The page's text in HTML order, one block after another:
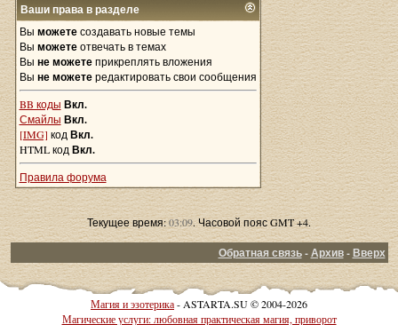
Ваши права в разделе
Вы можетесоздавать новые темы
Вы можетеотвечать в темах
Вы не можетеприкреплять вложения
Вы не можетередактировать свои сообщения
BB коды Вкл.
Смайлы Вкл.
[IMG] код Вкл.
HTML код Вкл.
Правила форума
Текущее время:03:09. Часовой пояс GMT +4.
Обратная связь-Архив-Вверх
Магия и эзотерика- ASTARTA.SU © 2004-2026
Магические услуги: любовная практическая магия, приворот